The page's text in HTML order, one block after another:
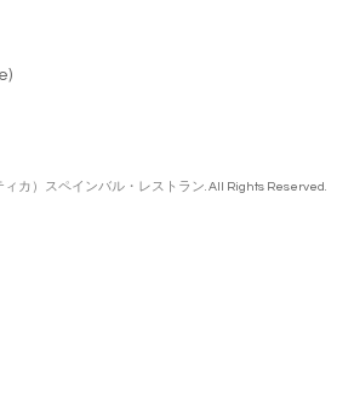
カ）スペインバル・レストラン . All Rights Reserved.